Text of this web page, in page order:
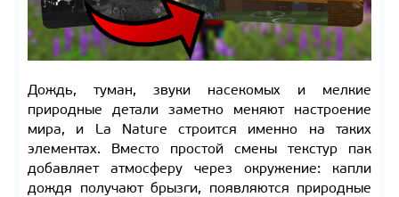
Дождь, туман, звуки насекомых и мелкие
природные детали заметно меняют настроение
мира, и La Nature строится именно на таких
элементах. Вместо простой смены текстур пак
добавляет атмосферу через окружение: капли
дождя получают брызги, появляются природные